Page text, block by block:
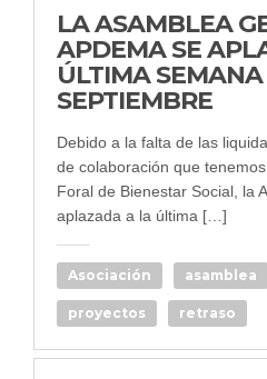
LA ASAMBLEA
APDEMA SE
ÚLTIMA
SEPTIEMBRE
Debido a la falta de las
de colaboración que
Foral de Bienestar Social, la
aplazada a la última […]
Asociación asamblea
proyectos retraso